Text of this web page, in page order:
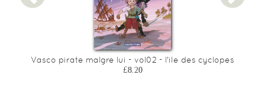
Vasco pirate malgre lui - vol02 - l'ile des cyclopes
£8.20